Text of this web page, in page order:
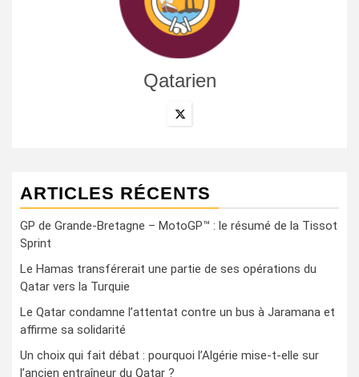
Qatarien
ARTICLES RÉCENTS
GP de Grande-Bretagne – MotoGP™ : le résumé de la Tissot
Sprint
Le Hamas transférerait une partie de ses opérations du
Qatar vers la Turquie
Le Qatar condamne l’attentat contre un bus à Jaramana et
affirme sa solidarité
Un choix qui fait débat : pourquoi l’Algérie mise-t-elle sur
l’ancien entraîneur du Qatar ?